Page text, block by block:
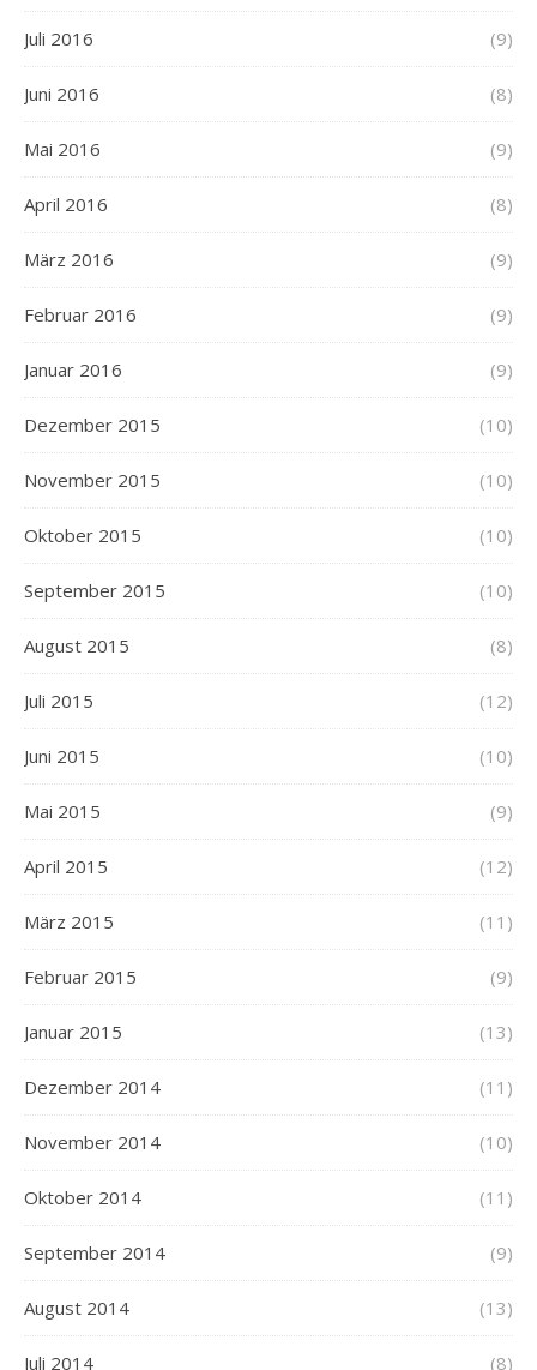
Juli 2016 (9)
Juni 2016 (8)
Mai 2016 (9)
April 2016 (8)
März 2016 (9)
Februar 2016 (9)
Januar 2016 (9)
Dezember 2015 (10)
November 2015 (10)
Oktober 2015 (10)
September 2015 (10)
August 2015 (8)
Juli 2015 (12)
Juni 2015 (10)
Mai 2015 (9)
April 2015 (12)
März 2015 (11)
Februar 2015 (9)
Januar 2015 (13)
Dezember 2014 (11)
November 2014 (10)
Oktober 2014 (11)
September 2014 (9)
August 2014 (13)
Juli 2014 (8)